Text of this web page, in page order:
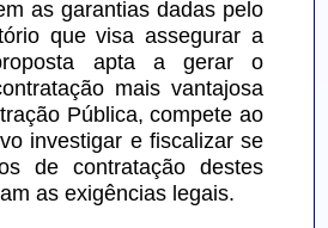
as garantias dadas pelo
que visa assegurar a
apta a gerar o
mais vantajosa
Pública, compete ao
investigar e fiscalizar se
de contratação destes
as exigências legais.